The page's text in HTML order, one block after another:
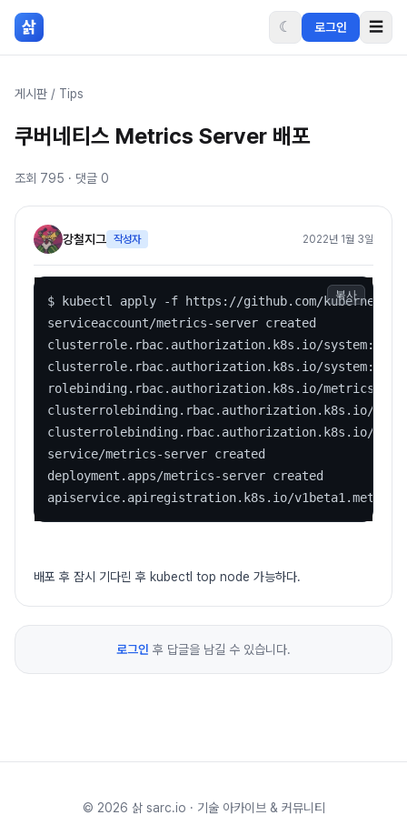
본문 바로가기
삵 ☾ 로그인 ☰
게시판 / Tips
쿠버네티스 Metrics Server 배포
조회 795 · 댓글 0
강철지그 작성자 2022년 1월 3일
$ kubectl apply -f https://github.com/kubernetes-
serviceaccount/metrics-server created
clusterrole.rbac.authorization.k8s.io/
clusterrole.rbac.authorization.k8s.io/
rolebinding.rbac.authorization.k8s.io/metrics-
clusterrolebinding.rbac.authorization.k8s.io/
clusterrolebinding.rbac.authorization.k8s.io/
service/metrics-server created
deployment.apps/metrics-server created
apiservice.apiregistration.k8s.io/
복사
배포 후 잠시 기다린 후 kubectl top node 가능하다.
로그인 후 답글을 남길 수 있습니다.
© 2026 삵 sarc.io · 기술 아카이브 & 커뮤니티